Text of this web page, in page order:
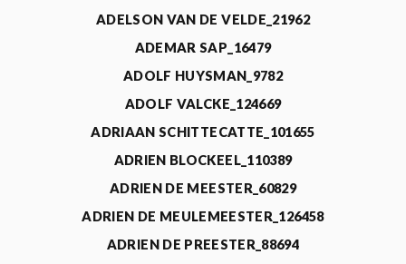
ADELSON VAN DE VELDE_21962
ADEMAR SAP_16479
ADOLF HUYSMAN_9782
ADOLF VALCKE_124669
ADRIAAN SCHITTECATTE_101655
ADRIEN BLOCKEEL_110389
ADRIEN DE MEESTER_60829
ADRIEN DE MEULEMEESTER_126458
ADRIEN DE PREESTER_88694